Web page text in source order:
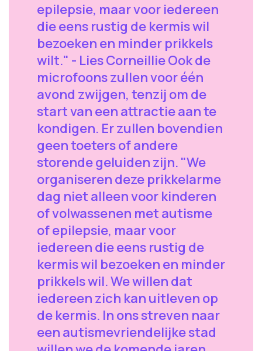
epilepsie, maar voor iedereen
die eens rustig de kermis wil
bezoeken en minder prikkels
wilt." - Lies Corneillie Ook de
microfoons zullen voor één
avond zwijgen, tenzij om de
start van een attractie aan te
kondigen. Er zullen bovendien
geen toeters of andere
storende geluiden zijn. "We
organiseren deze prikkelarme
dag niet alleen voor kinderen
of volwassenen met autisme
of epilepsie, maar voor
iedereen die eens rustig de
kermis wil bezoeken en minder
prikkels wil. We willen dat
iedereen zich kan uitleven op
de kermis. In ons streven naar
een autismevriendelijke stad